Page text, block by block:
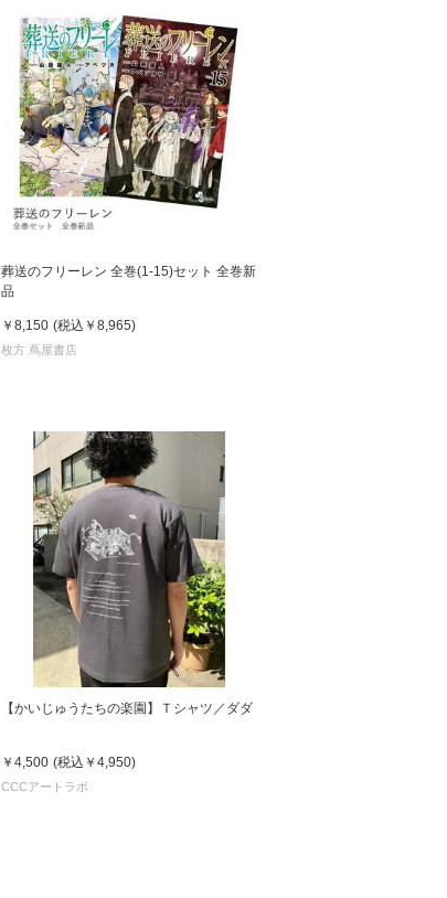
葬送のフリーレン 全巻(1-15)セット 全巻新
品
￥8,150 (税込 ￥8,965)
枚方 蔦屋書店
【かいじゅうたちの楽園】Ｔシャツ／ダダ
￥4,500 (税込 ￥4,950)
CCCアートラボ